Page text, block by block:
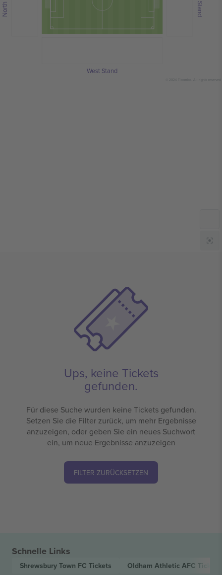
© 2024 Ticombo. All rights reserved
West Stand
Ups, keine Tickets
gefunden.
Für diese Suche wurden keine Tickets gefunden.
Setzen Sie die Filter zurück, um mehr Ergebnisse
anzuzeigen, oder geben Sie ein neues Suchwort
ein, um neue Ergebnisse anzuzeigen
FILTER ZURÜCKSETZEN
Schnelle Links
Shrewsbury Town FC Tickets Oldham Athletic AFC Tickets